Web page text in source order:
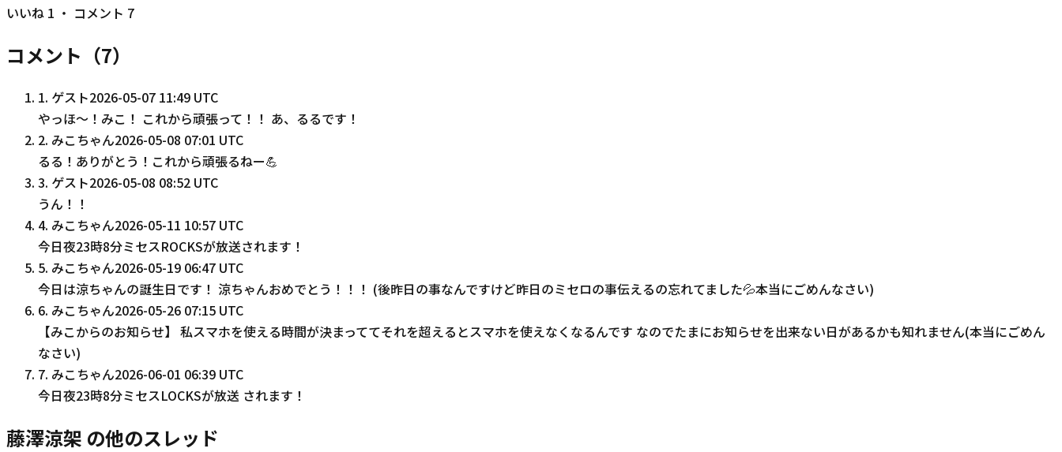
いいね 1 ・ コメント 7
コメント（7）
1. ゲスト2026-05-07 11:49 UTC
やっほ〜！みこ！ これから頑張って！！ あ、るるです！
2. みこちゃん2026-05-08 07:01 UTC
るる！ありがとう！これから頑張るねー💪
3. ゲスト2026-05-08 08:52 UTC
うん！！
4. みこちゃん2026-05-11 10:57 UTC
今日夜23時8分ミセスROCKSが放送されます！
5. みこちゃん2026-05-19 06:47 UTC
今日は涼ちゃんの誕生日です！ 涼ちゃんおめでとう！！！ (後昨日の事なんですけど昨日のミセロの事伝えるの忘れてました💦本当にごめんなさい)
6. みこちゃん2026-05-26 07:15 UTC
【みこからのお知らせ】 私スマホを使える時間が決まっててそれを超えるとスマホを使えなくなるんです なのでたまにお知らせを出来ない日があるかも知れません(本当にごめん
なさい)
7. みこちゃん2026-06-01 06:39 UTC
今日夜23時8分ミセスLOCKSが放送 されます！
藤澤涼架 の他のスレッド